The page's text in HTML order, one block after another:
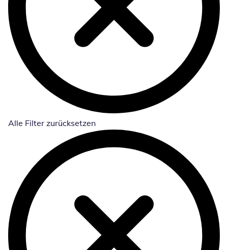
Alle Filter zurücksetzen